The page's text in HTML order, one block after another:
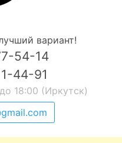
вариант!
54-14
44-91
18:00 (Иркутск)